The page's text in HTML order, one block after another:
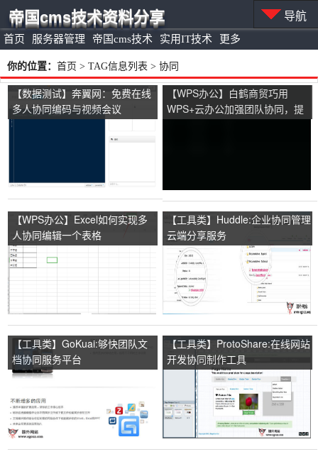
首页 服务器管理 帝国cms技术 实用IT技术 更多
帝国cms技术资料分享 导航
你的位置： 首页 > TAG信息列表 > 协同
【数据测试】奔翼网：免费在线
多人协同编码与视频会议
【WPS办公】白鹤商贸巧用
WPS+云办公加强团队协同，提
【WPS办公】Excel如何实现多
人协同编辑一个表格
【工具类】Huddle:企业协同管理
云端分享服务
【工具类】GoKuai:够快团队文
档协同服务平台
【工具类】ProtoShare:在线网站
开发协同制作工具